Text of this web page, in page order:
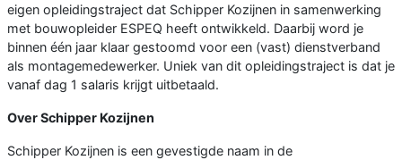
eigen opleidingstraject dat Schipper Kozijnen in samenwerking
met bouwopleider ESPEQ heeft ontwikkeld. Daarbij word je
binnen één jaar klaar gestoomd voor een (vast) dienstverband
als montagemedewerker. Uniek van dit opleidingstraject is dat je
vanaf dag 1 salaris krijgt uitbetaald.
Over Schipper Kozijnen
Schipper Kozijnen is een gevestigde naam in de